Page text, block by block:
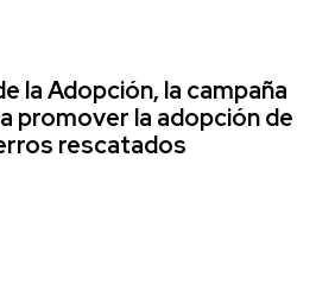
la Adopción, la campaña
promover la adopción de
rescatados